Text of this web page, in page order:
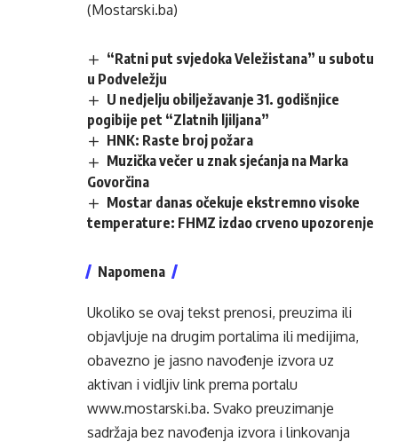
(Mostarski.ba)
“Ratni put svjedoka Veležistana” u subotu
u Podveležju
U nedjelju obilježavanje 31. godišnjice
pogibije pet “Zlatnih ljiljana”
HNK: Raste broj požara
Muzička večer u znak sjećanja na Marka
Govorčina
Mostar danas očekuje ekstremno visoke
temperature: FHMZ izdao crveno upozorenje
Napomena
Ukoliko se ovaj tekst prenosi, preuzima ili
objavljuje na drugim portalima ili medijima,
obavezno je jasno navođenje izvora uz
aktivan i vidljiv link prema portalu
www.mostarski.ba. Svako preuzimanje
sadržaja bez navođenja izvora i linkovanja